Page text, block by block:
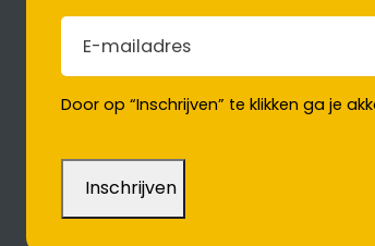
E-mailadres
Door op “Inschrijven” te klikken ga je